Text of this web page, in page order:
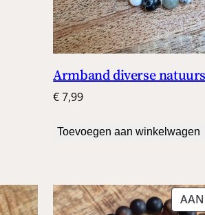
Armband diverse
€7,99
Toevoegen aan winkelwagen